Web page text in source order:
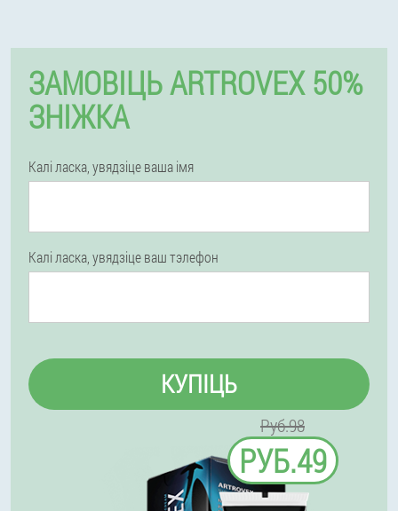
ЗАМОВІЦЬ ARTROVEX 50%
ЗНІЖКА
Калі ласка, увядзіце ваша імя
Калі ласка, увядзіце ваш тэлефон
КУПІЦЬ
Руб.98
РУБ.49